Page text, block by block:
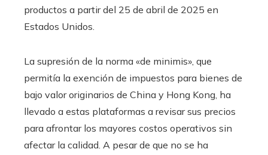
productos a partir del 25 de abril de 2025 en
Estados Unidos.
La supresión de la norma «de minimis», que
permitía la exención de impuestos para bienes de
bajo valor originarios de China y Hong Kong, ha
llevado a estas plataformas a revisar sus precios
para afrontar los mayores costos operativos sin
afectar la calidad. A pesar de que no se ha